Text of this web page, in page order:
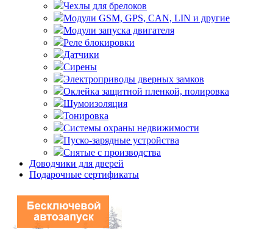
Чехлы для брелоков
Модули GSM, GPS, CAN, LIN и другие
Модули запуска двигателя
Реле блокировки
Датчики
Сирены
Электроприводы дверных замков
Оклейка защитной пленкой, полировка
Шумоизоляция
Тонировка
Системы охраны недвижимости
Пуско-зарядные устройства
Снятые с производства
Доводчики для дверей
Подарочные сертификаты